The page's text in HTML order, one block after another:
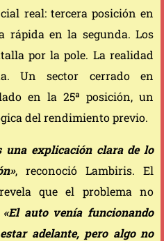
real: tercera posición en
rápida en la segunda. Los
por la pole. La realidad
Un sector cerrado en
en la 25ª posición, un
del rendimiento previo.
una explicación clara de lo
, reconoció Lambiris. El
que el problema no
«El auto venía funcionando
adelante, pero algo no